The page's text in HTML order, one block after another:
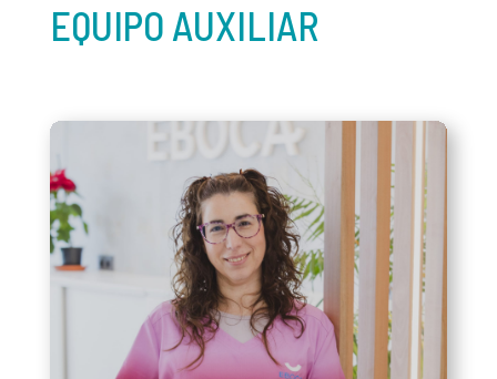
EQUIPO AUXILIAR
Cristina García Chamorro